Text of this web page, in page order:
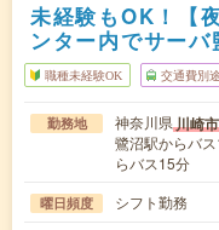
未経験もOK！【
ンター内でサーバ
職種未経験OK 交通費別
勤務地 神奈川県川崎
鷺沼駅からバ
らバス15分
曜日頻度 シフト勤務